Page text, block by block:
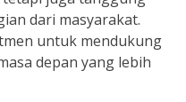
dari masyarakat.
untuk mendukung
depan yang lebih